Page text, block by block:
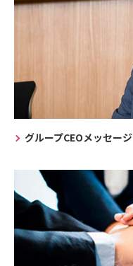
グループCEOメッセージ